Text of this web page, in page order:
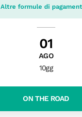
Altre formule di
01
AGO
10gg
ON THE ROAD